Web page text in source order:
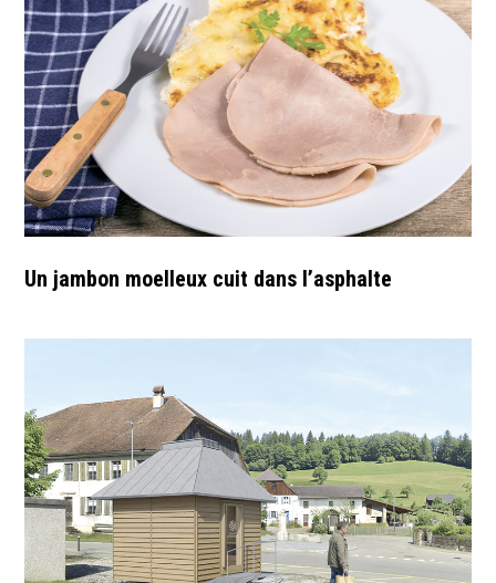
Un jambon moelleux cuit dans l’asphalte